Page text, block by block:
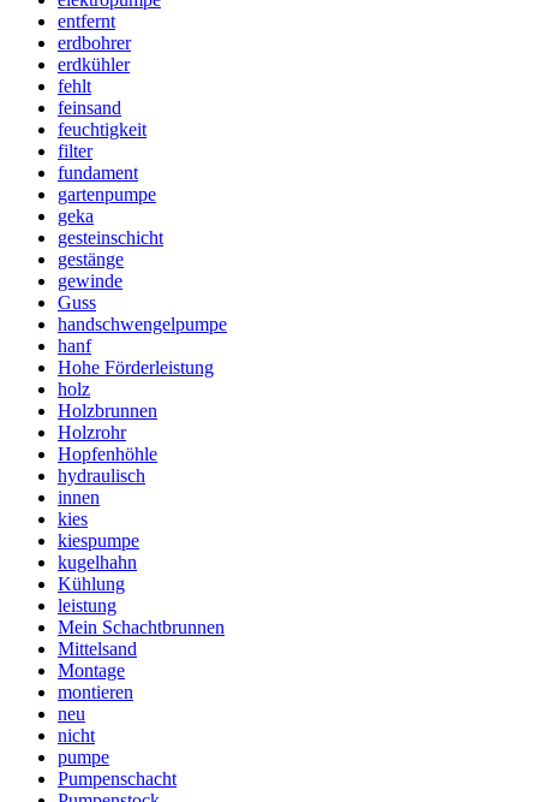
entfernt
erdbohrer
erdkühler
fehlt
feinsand
feuchtigkeit
filter
fundament
gartenpumpe
geka
gesteinschicht
gestänge
gewinde
Guss
handschwengelpumpe
hanf
Hohe Förderleistung
holz
Holzbrunnen
Holzrohr
Hopfenhöhle
hydraulisch
innen
kies
kiespumpe
kugelhahn
Kühlung
leistung
Mein Schachtbrunnen
Mittelsand
Montage
montieren
neu
nicht
pumpe
Pumpenschacht